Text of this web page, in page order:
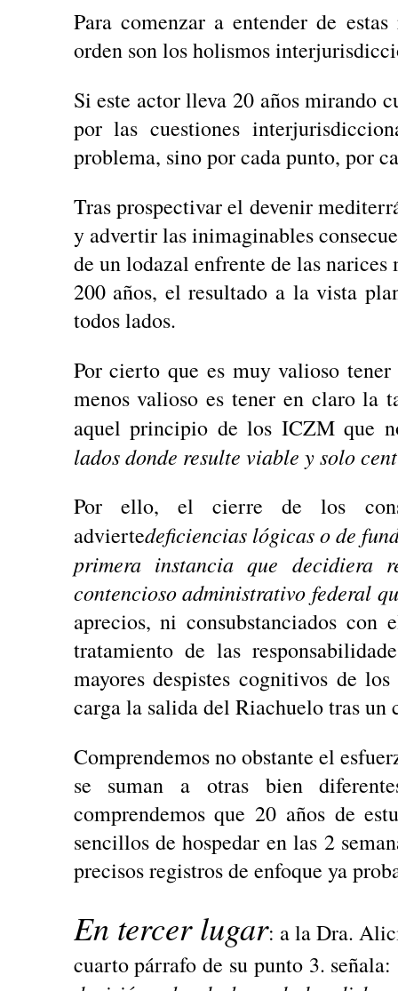
Para comenzar a entender de
orden son los holismos
Si este actor lleva 20 años mirando
por las cuestiones
problema, sino por cada punto, por
Tras prospectivar el devenir
y advertir las inimaginables
de un lodazal enfrente de las
200 años, el resultado a la vista
todos lados.
Por cierto que es muy valioso
menos valioso es tener en claro la
aquel principio de los ICZM que
lados donde resulte viable y solo
Por ello, el cierre de los
adviertedeficiencias lógicas o de
primera instancia que
contencioso administrativo federal
aprecios, ni consubstanciados
tratamiento de las
mayores despistes cognitivos de
carga la salida del Riachuelo tras un
Comprendemos no obstante el
se suman a otras bien
comprendemos que 20 años de
sencillos de hospedar en las 2
precisos registros de enfoque ya
En tercer lugar: a la Dra.
cuarto párrafo de su punto 3.